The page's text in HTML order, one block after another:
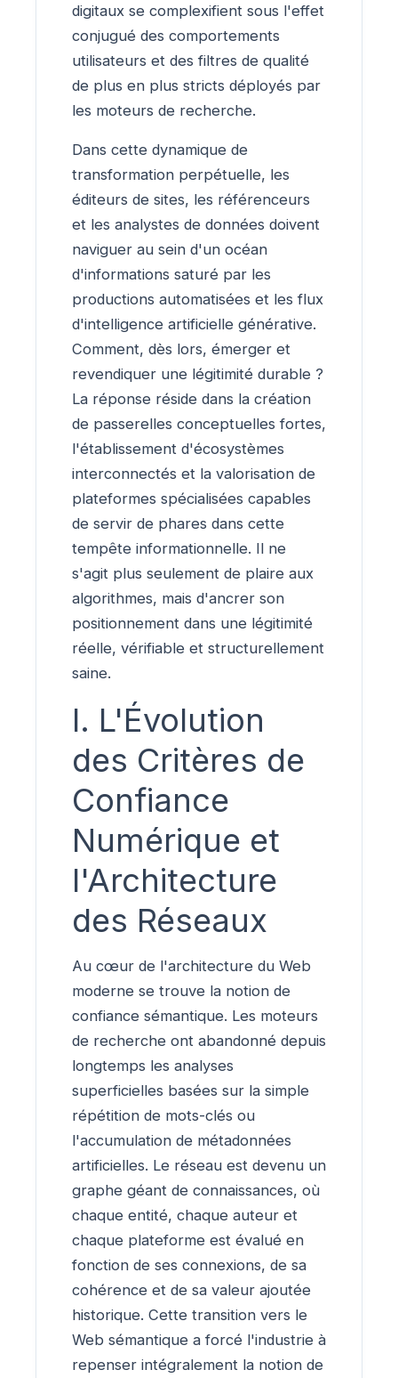
digitaux se complexifient sous l'effet
conjugué des comportements
utilisateurs et des filtres de qualité
de plus en plus stricts déployés par
les moteurs de recherche.
Dans cette dynamique de
transformation perpétuelle, les
éditeurs de sites, les référenceurs
et les analystes de données doivent
naviguer au sein d'un océan
d'informations saturé par les
productions automatisées et les flux
d'intelligence artificielle générative.
Comment, dès lors, émerger et
revendiquer une légitimité durable ?
La réponse réside dans la création
de passerelles conceptuelles fortes,
l'établissement d'écosystèmes
interconnectés et la valorisation de
plateformes spécialisées capables
de servir de phares dans cette
tempête informationnelle. Il ne
s'agit plus seulement de plaire aux
algorithmes, mais d'ancrer son
positionnement dans une légitimité
réelle, vérifiable et structurellement
saine.
I. L'Évolution
des Critères de
Confiance
Numérique et
l'Architecture
des Réseaux
Au cœur de l'architecture du Web
moderne se trouve la notion de
confiance sémantique. Les moteurs
de recherche ont abandonné depuis
longtemps les analyses
superficielles basées sur la simple
répétition de mots-clés ou
l'accumulation de métadonnées
artificielles. Le réseau est devenu un
graphe géant de connaissances, où
chaque entité, chaque auteur et
chaque plateforme est évalué en
fonction de ses connexions, de sa
cohérence et de sa valeur ajoutée
historique. Cette transition vers le
Web sémantique a forcé l'industrie à
repenser intégralement la notion de